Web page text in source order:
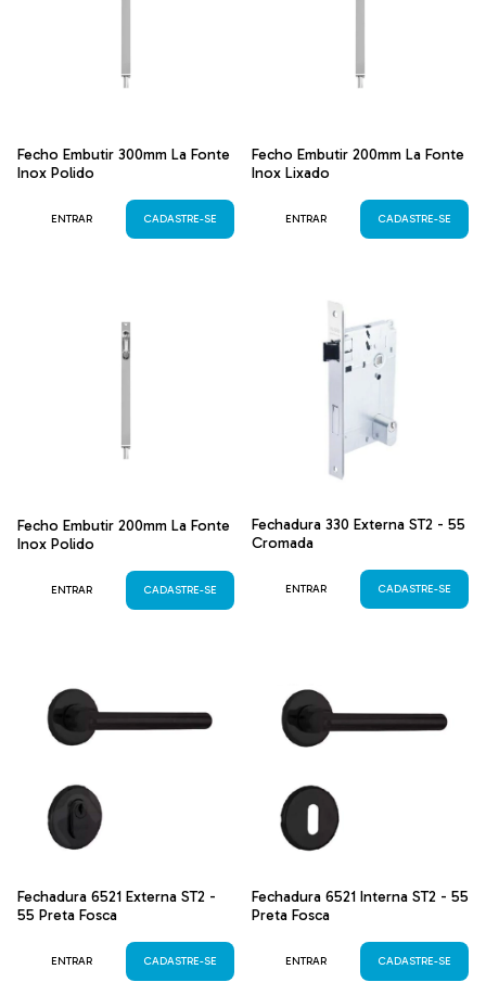
Fecho Embutir 300mm La Fonte
Inox Polido
ENTRAR CADASTRE-SE
Fecho Embutir 200mm La Fonte
Inox Lixado
ENTRAR CADASTRE-SE
Fecho Embutir 200mm La Fonte
Inox Polido
ENTRAR CADASTRE-SE
Fechadura 330 Externa ST2 - 55
Cromada
ENTRAR CADASTRE-SE
Fechadura 6521 Externa ST2 -
55 Preta Fosca
ENTRAR CADASTRE-SE
Fechadura 6521 Interna ST2 - 55
Preta Fosca
ENTRAR CADASTRE-SE